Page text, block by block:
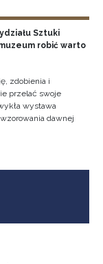
Sztuki
robić warto
zdobienia i
przelać swoje
wystawa
dawnej